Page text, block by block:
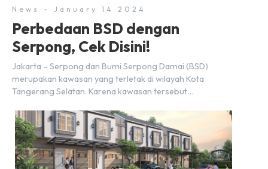
News - January 14 2024
Perbedaan BSD dengan
Serpong, Cek Disini!
Jakarta – Serpong dan Bumi Serpong Damai (BSD)
merupakan kawasan yang terletak di wilayah Kota
Tangerang Selatan. Karena kawasan tersebut
kita yang mengira kedua wilayah ini merupakan tempat
yang sama. Padahal anggapan tersebut kurang tepat.
Sebab Serpong dan BSD merupakan dua kawasan yang
berbeda. Berikut penjelasannya. Baca Juga: […]